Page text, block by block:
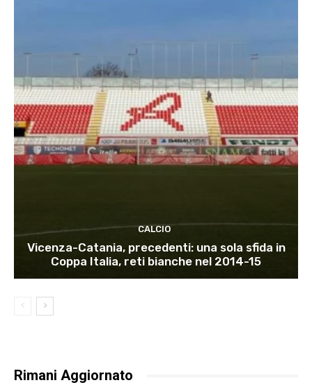
CALCIO
Vicenza-Catania, precedenti: una sola sfida in
Coppa Italia, reti bianche nel 2014-15
Rimani Aggiornato